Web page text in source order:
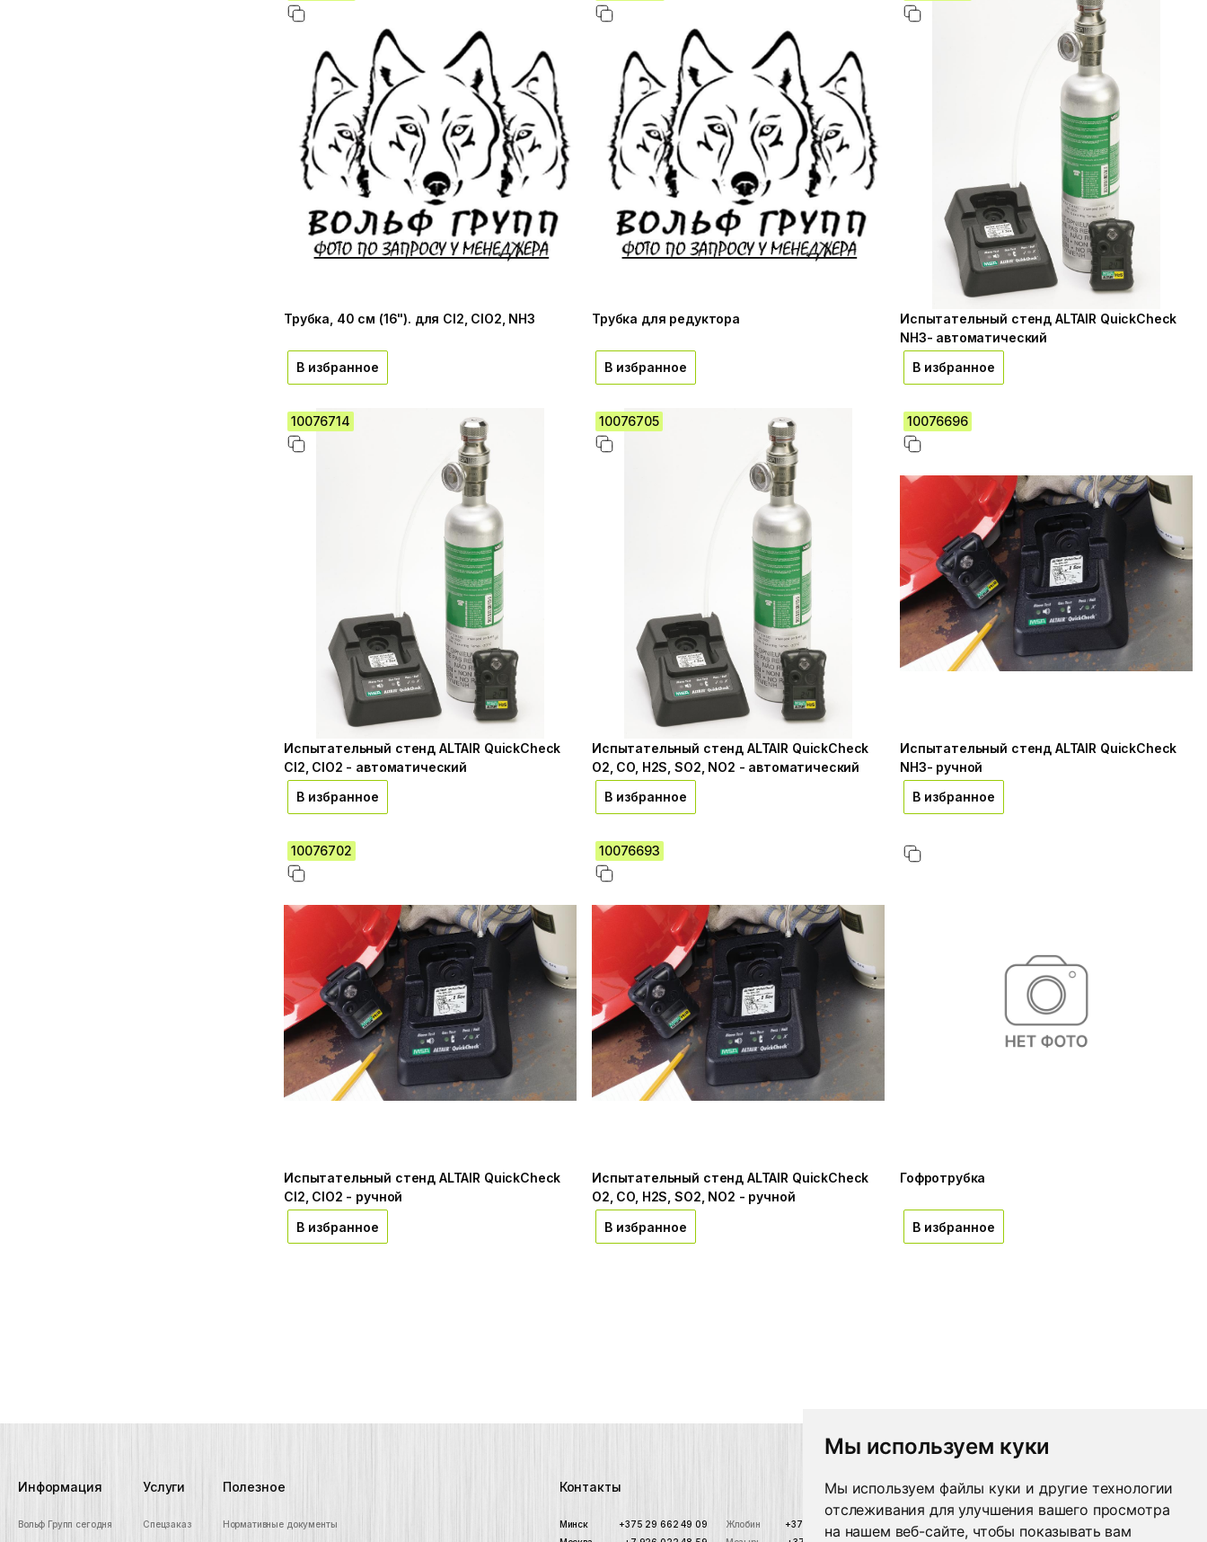
Мы используем куки
Мы используем файлы куки и другие технологии
отслеживания для улучшения вашего просмотра
на нашем веб-сайте, чтобы показывать вам
Трубка, 40 см (16"). для Cl2, ClO2, NH3
В избранное
Трубка для редуктора
В избранное
Испытательный стенд ALTAIR QuickCheck
NH3- автоматический
В избранное
10076714
Испытательный стенд ALTAIR QuickCheck
Cl2, ClO2 - автоматический
В избранное
10076705
Испытательный стенд ALTAIR QuickCheck
O2, CO, H2S, SO2, NO2 - автоматический
В избранное
10076696
Испытательный стенд ALTAIR QuickCheck
NH3- ручной
В избранное
10076702
Испытательный стенд ALTAIR QuickCheck
Cl2, ClO2 - ручной
В избранное
10076693
Испытательный стенд ALTAIR QuickCheck
O2, CO, H2S, SO2, NO2 - ручной
В избранное
Гофротрубка
В избранное
Информация
Вольф Групп сегодня
Услуги
Спецзаказ
Полезное
Нормативные документы
Контакты
Минск
+375 29 662 49 09
Жлобин
+375 29 682 92 94
Время работы